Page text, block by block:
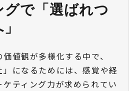
で「選ばれつ
値観が多様化する中で、
」になるためには、感覚や経
ティング力が求められてい